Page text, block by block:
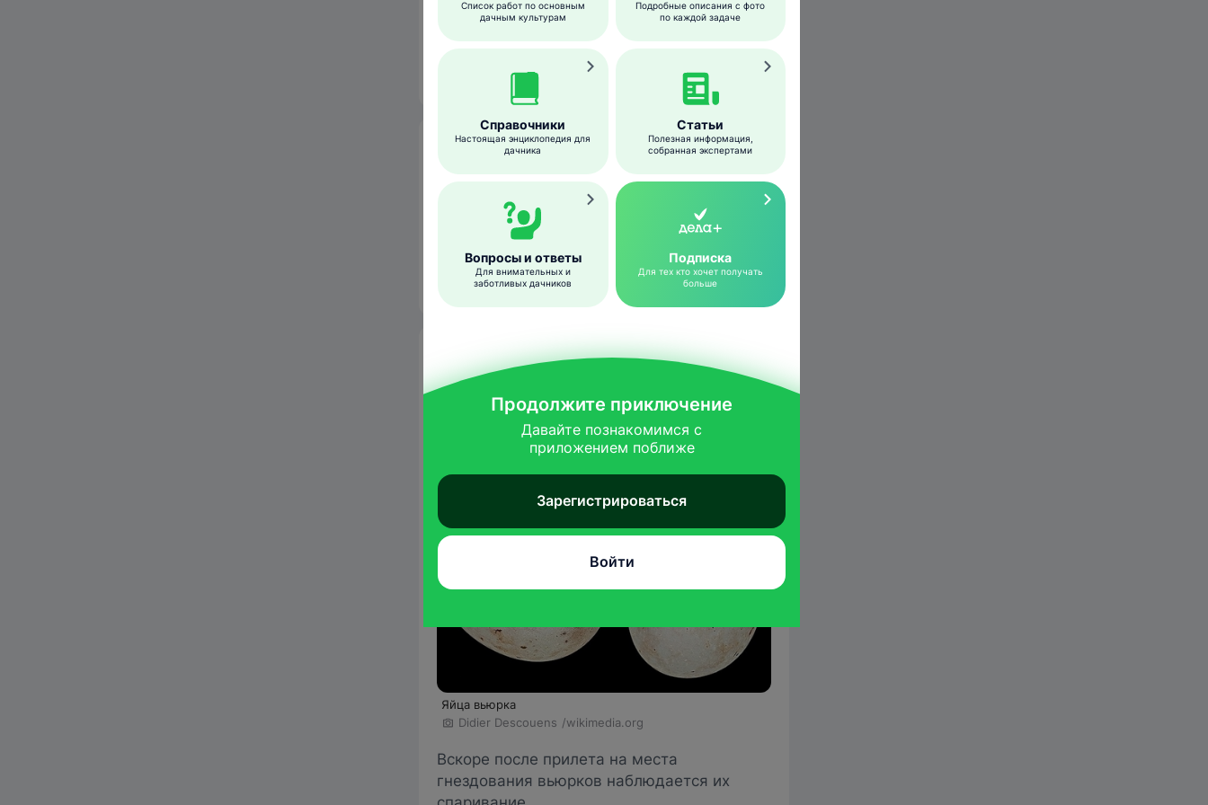
Зимуют они в Южной Азии и Южной
Когда можно увидеть вьюрка
Из всех вьюрковых у этого вида
наблюдается наиболее выраженное
перелетное поведение.
2 3 4 5 8 9 10 11 12
Гнездование
Яйца вьюрка
Didier Descouens /wikimedia.org
Вскоре после прилета на места
гнездования вьюрков наблюдается их
Список работ по основным
дачным культурам
Подробные описания с фото
по каждой задаче
Справочники
Настоящая энциклопедия для
дачника
Статьи
Полезная информация,
собранная экспертами
Вопросы и ответы
Для внимательных и
заботливых дачников
Подписка
Для тех кто хочет получать
больше
Продолжите приключение
Давайте познакомимся с
приложением поближе
Зарегистрироваться
Войти